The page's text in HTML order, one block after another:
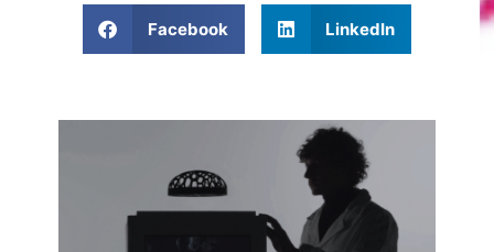
Facebook LinkedIn